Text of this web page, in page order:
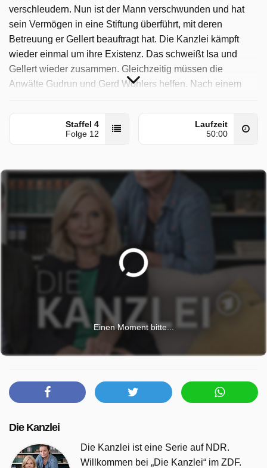
verschleudern. Nun ist der Mann verschwunden und hat
sein Vermögen in eine Stiftung überführt, mit deren
Betreuung er Gellert beauftragt hat. Die Kanzlei kämpft
wieder einmal um ihre Existenz. Das schweißt Isa und
Gellert wieder zusammen. Gleichzeitig müssen die
Anwälte Gudrun und Gerd Wohlers helfen. Nach einem
verschwunden.
Die Kanzlei wurde auf NDR ausgestrahlt am Mittwoch 29
Staffel 4
Folge 12
Laufzeit
50:00
Einen Moment bitte...
Die Kanzlei
Die Kanzlei ist eine Serie auf NDR.
Willkommen bei „Die Kanzlei“ im ZDF.